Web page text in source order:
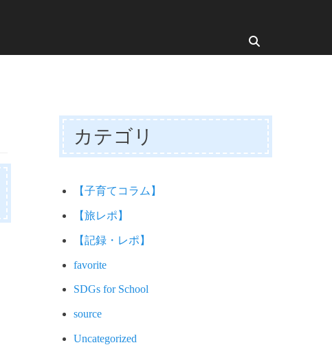
カテゴリ
【子育てコラム】
【旅レポ】
【記録・レポ】
favorite
SDGs for School
source
Uncategorized